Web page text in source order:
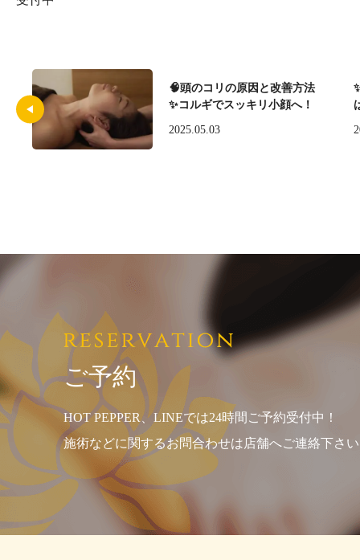
🧠頭のコリの原因と改善方法
✨コルギでスッキリ小顔へ！
2025.05.03
ご予約
HOT PEPPER、LINEでは24時間ご予約受付中！
施術などに関するお問合わせは店舗へご連絡下さ